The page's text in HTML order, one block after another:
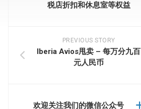
税店折扣和休息室等权益
PREVIOUS STORY
Iberia Avios甩卖 – 每万分九百
元人民币
欢迎关注我们的微信公众号